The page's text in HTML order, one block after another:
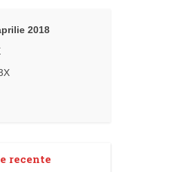
2018
recente